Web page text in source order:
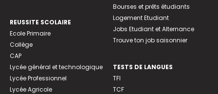
REUSSITE SCOLAIRE
Ecole Primaire
Collège
CAP
Lycée général et technologique
Lycée Professionnel
Lycée Agricole
Bourses et prêts étudiants
Logement Etudiant
Jobs Etudiant et Alternance
Trouve ton job saisonnier
TESTS DE LANGUES
TFI
TCF